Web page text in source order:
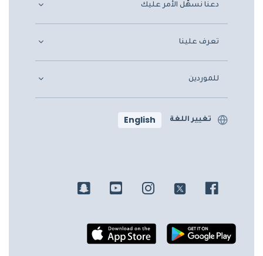
دعنا نسهّل الأمر عليك
تعرف علينا
للموردين
تغيير اللغة English